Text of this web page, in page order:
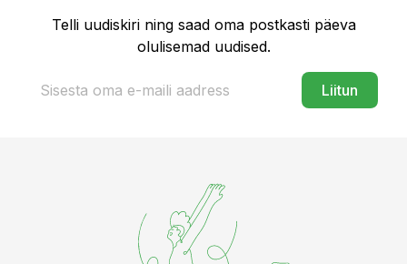
Telli uudiskiri ning saad oma postkasti päeva
olulisemad uudised.
Liitun